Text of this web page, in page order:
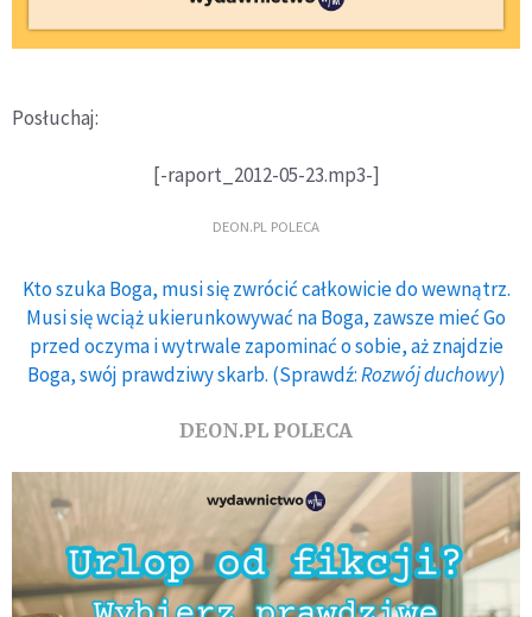
Posłuchaj:
[-raport_2012-05-23.mp3-]
DEON.PL POLECA
Kto szuka Boga, musi się zwrócić całkowicie do wewnątrz.
Musi się wciąż ukierunkowywać na Boga, zawsze mieć Go
przed oczyma i wytrwale zapominać o sobie, aż znajdzie
Boga, swój prawdziwy skarb. (Sprawdź:Rozwój duchowy)
DEON.PL POLECA